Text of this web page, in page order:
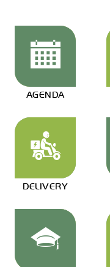
AGENDA
DELIVERY